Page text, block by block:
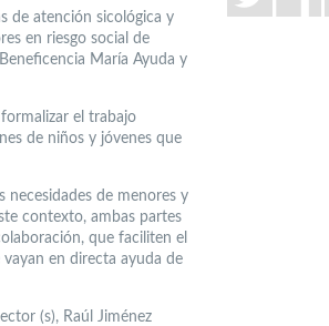
de atención sicológica y
en riesgo social de
María Ayuda y
el trabajo
de niños y jóvenes que
necesidades de menores y
contexto, ambas partes
que faciliten el
en directa ayuda de
(s), Raúl Jiménez